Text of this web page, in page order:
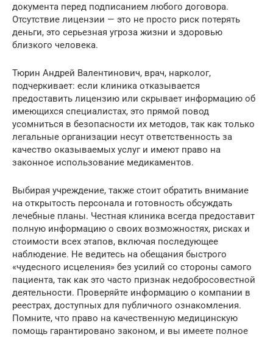
документа перед подписанием любого договора.
Отсутствие лицензии — это не просто риск потерять
деньги, это серьезная угроза жизни и здоровью
близкого человека.
Тюрин Андрей Валентинович, врач, нарколог,
подчеркивает: если клиника отказывается
предоставить лицензию или скрывает информацию об
имеющихся специалистах, это прямой повод
усомниться в безопасности их методов, так как только
легальные организации несут ответственность за
качество оказываемых услуг и имеют право на
законное использование медикаментов.
Выбирая учреждение, также стоит обратить внимание
на открытость персонала и готовность обсуждать
лечебные планы. Честная клиника всегда предоставит
полную информацию о своих возможностях, рисках и
стоимости всех этапов, включая последующее
наблюдение. Не ведитесь на обещания быстрого
«чудесного исцеления» без усилий со стороны самого
пациента, так как это часто признак недобросовестной
деятельности. Проверяйте информацию о компании в
реестрах, доступных для публичного ознакомления.
Помните, что право на качественную медицинскую
помощь гарантировано законом, и вы имеете полное